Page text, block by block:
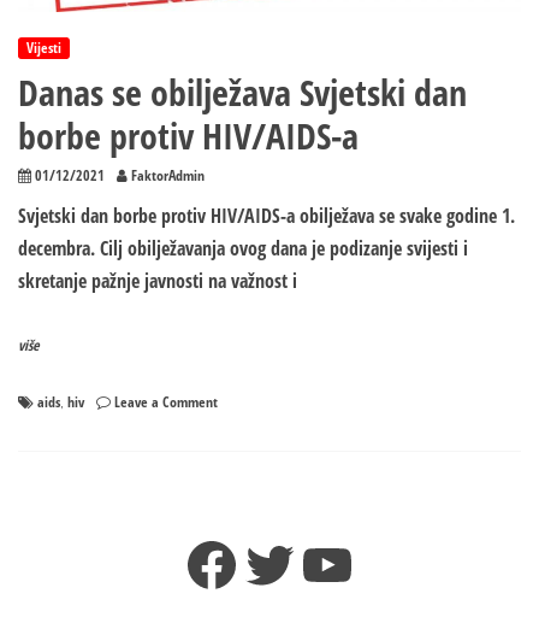
Vijesti
Danas se obilježava Svjetski dan
borbe protiv HIV/AIDS-a
01/12/2021 FaktorAdmin
Svjetski dan borbe protiv HIV/AIDS-a obilježava se svake godine 1.
decembra. Cilj obilježavanja ovog dana je podizanje svijesti i
skretanje pažnje javnosti na važnost i
više
aids hiv Leave a Commenton
borbe
protiv
HIV/AIDS-
Facebook
TwitterYouTube